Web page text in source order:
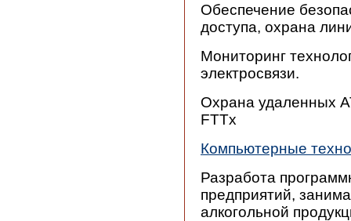
Обеспечение
доступа, охрана
Мониторинг
электросвязи.
Охрана удаленных
FTTx
Компьютерные
Разработа
предприятий,
алкогольной